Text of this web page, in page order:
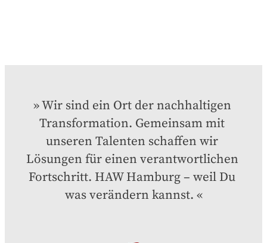
Wir sind ein Ort der nachhaltigen
Transformation. Gemeinsam mit
unseren Talenten schaffen wir
Lösungen für einen verantwortlichen
Fortschritt. HAW Hamburg – weil Du
was verändern kannst.